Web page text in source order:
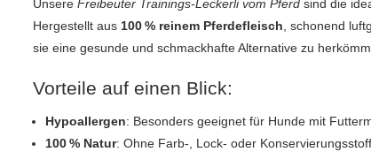
Unsere Freibeuter Trainings-Leckerli vom Pferd sind die
Hergestellt aus 100 % reinem Pferdefleisch, schonend
sie eine gesunde und schmackhafte Alternative zu
Vorteile auf einen Blick:
Hypoallergen: Besonders geeignet für Hunde mit
100 % Natur: Ohne Farb-, Lock- oder